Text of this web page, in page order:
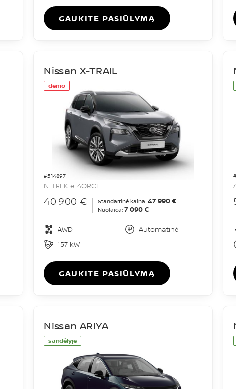
GAUKITE PASIŪLYMĄ
demo
#514897
Nissan X-TRAIL
N-TREK e-4ORCE
40 900 € Standartinė kaina: 47 990 €
Nuolaida: 7 090 €
AWD
Automatinė
157 kW
GAUKITE PASIŪLYMĄ
sandėlyje
Nissan ARIYA